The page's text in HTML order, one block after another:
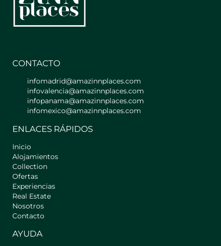
lavadora y plancha.
Dispondrás de un acceso al edificio y
información detallada días antes de la
llegada. El edificio cuenta con
ascensor desde el cual podrás acceder
al apartamento, ademas de las
escaleras principales del edificio.
Importante: Para acceder al ascensor
encuentra a nivel del suelo.
El alojamiento se encuentra dentro de
un edificio muy característico ya que
en la planta baja (entrada del edificio)
se encuentra la Barbería Compadre
icónico en Madrid con una amplia
CONTACTO
infomadrid@amazinnplaces.com
infovalencia@amazinnplaces.com
infopanama@amazinnplaces.com
infomexico@amazinnplaces.com
ENLACES RÁPIDOS
Inicio
Alojamientos
Collection
Ofertas
Experiencias
Real Estate
Nosotros
Contacto
AYUDA